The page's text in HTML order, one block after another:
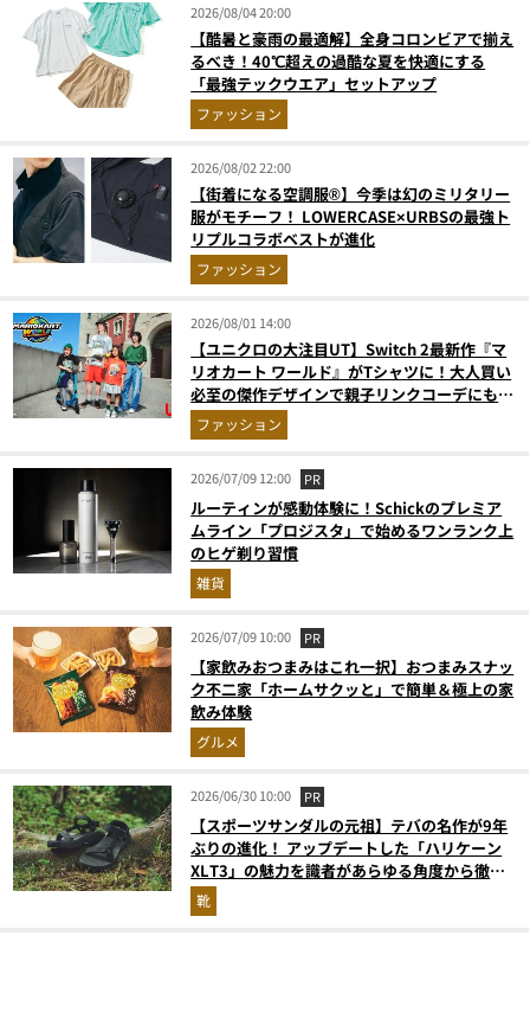
2026/08/04 20:00
【酷暑と豪雨の最適解】全身コロンビアで揃え
るべき！40℃超えの過酷な夏を快適にする
「最強テックウエア」セットアップ
ファッション
2026/08/02 22:00
【街着になる空調服®】今季は幻のミリタリー
服がモチーフ！ LOWERCASE×URBSの最強ト
リプルコラボベストが進化
ファッション
2026/08/01 14:00
【ユニクロの大注目UT】Switch 2最新作『マ
リオカート ワールド』がTシャツに！大人買い
必至の傑作デザインで親子リンクコーデにも最
適ファッション
2026/07/09 12:00 PR
ルーティンが感動体験に！Schickのプレミア
ムライン「プロジスタ」で始めるワンランク上
のヒゲ剃り習慣
雑貨
2026/07/09 10:00 PR
【家飲みおつまみはこれ一択】おつまみスナッ
ク不二家「ホームサクッと」で簡単＆極上の家
飲み体験
グルメ
2026/06/30 10:00 PR
【スポーツサンダルの元祖】テバの名作が9年
ぶりの進化！ アップデートした「ハリケーン
XLT3」の魅力を識者があらゆる角度から徹底
解説！
靴